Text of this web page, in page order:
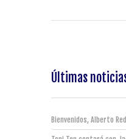
Últimas
Bienvenidos, Alberto